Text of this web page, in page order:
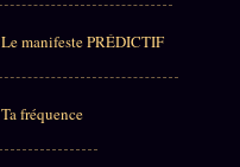
Le manifeste PRÉDICTIF
Ta fréquence